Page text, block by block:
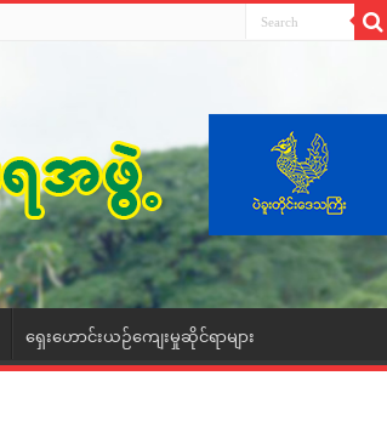
ရှေးဟောင်းယဉ်ကျေးမှုဆိုင်ရာများ